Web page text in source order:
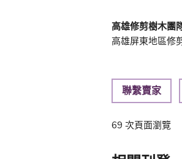
高雄修剪樹木團
高雄屏東地區
聯繫賣家
69 次頁面瀏覽